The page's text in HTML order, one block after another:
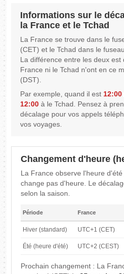
Informations sur le
la France et le Tchad
La France se trouve dans le
(CET) et le Tchad dans le
La différence entre les deux
France ni le Tchad n'ont en ce
(DST).
Par exemple, quand il est12:00
12:00 à le Tchad. Pensez à
décalage pour vos appels
vos voyages.
Changement d'heure
La France observe l'heure
change pas d'heure. Le
selon la saison.
Période France
Hiver (standard) UTC+1 (CET)
Été (heure d'été) UTC+2 (CEST)
Prochain changement : La